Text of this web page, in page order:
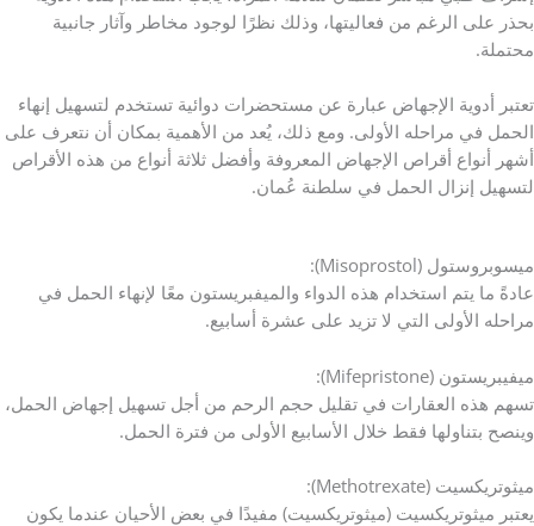
بحذر على الرغم من فعاليتها، وذلك نظرًا لوجود مخاطر وآثار جانبية
محتملة.
تعتبر أدوية الإجهاض عبارة عن مستحضرات دوائية تستخدم لتسهيل إنهاء
الحمل في مراحله الأولى. ومع ذلك، يُعد من الأهمية بمكان أن نتعرف على
أشهر أنواع أقراص الإجهاض المعروفة وأفضل ثلاثة أنواع من هذه الأقراص
لتسهيل إنزال الحمل في سلطنة عُمان.
ميسوبروستول (Misoprostol):
عادةً ما يتم استخدام هذه الدواء والميفبريستون معًا لإنهاء الحمل في
مراحله الأولى التي لا تزيد على عشرة أسابيع.
ميفيبريستون (Mifepristone):
تسهم هذه العقارات في تقليل حجم الرحم من أجل تسهيل إجهاض الحمل،
وينصح بتناولها فقط خلال الأسابيع الأولى من فترة الحمل.
ميثوتريكسيت (Methotrexate):
يعتبر ميثوتريكسيت (ميثوتريكسيت) مفيدًا في بعض الأحيان عندما يكون